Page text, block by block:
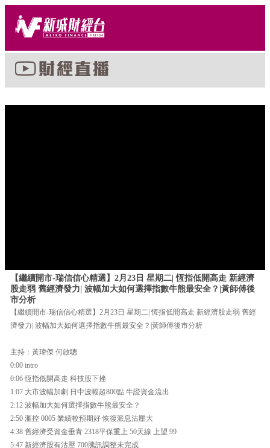
【繼續開市-瑞信信心精選】2月23日 星期二| 恆指低開高走 新經濟
股走弱 舊經濟發力| 波幅加大如何選擇指數牛熊最安全？|黃師傅後
市分析
【繼續開市-瑞信信心精選】2月23日 星期二| 恆指低開高走 新經濟股走弱 舊經
濟發力| 波幅加大如何選擇指數牛熊最安全？|黃師傅後市分析
主持：黃瑋傑 何啟聰
0:00 intro
0:06 恆指低開高走 科技股下挫
1:07 大市波幅加劇 日中波幅超800點 牛證資金流出
2:12 波幅加大如何選擇指數牛熊最安全？
2:50 滙控 0005 業績較預期好 恢復派息沽壓大
4:38 舊經濟受資金垂青 2318平保重上 50天線 上望 99
5:47 新經濟股有沽壓 700騰訊調整未完成